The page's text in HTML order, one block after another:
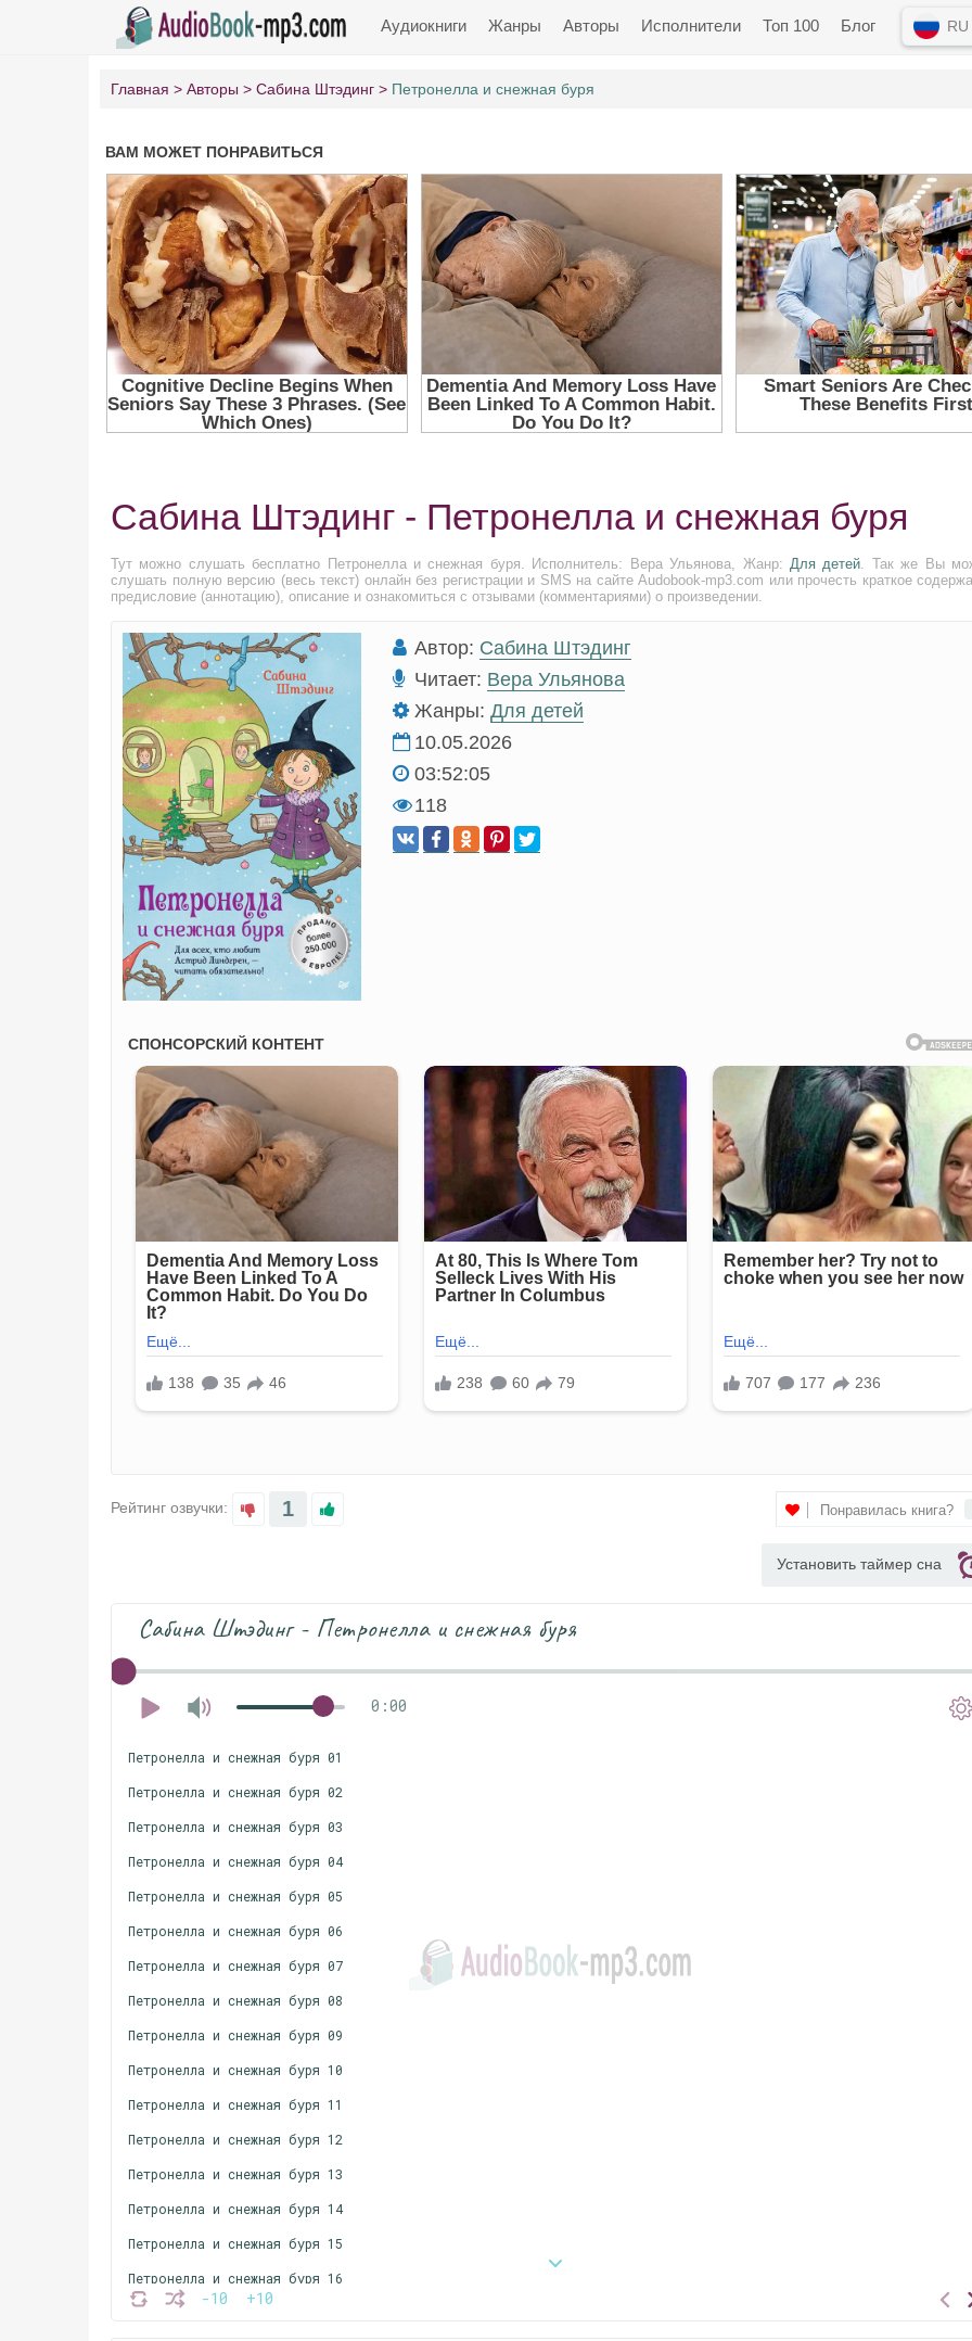
Аудиокниги Жанры Авторы Исполнители Топ 100 Блог RU
Главная Авторы Сабина Штэдинг Петронелла и снежная буря
Сабина Штэдинг - Петронелла и снежная буря
Тут можно слушать бесплатно Петронелла и снежная буря. Исполнитель: Вера Ульянова, Жанр: Для детей. Так же Вы
слушать полную версию (весь текст) онлайн без регистрации и SMS на сайте Audobook-mp3.com или прочесть краткое
предисловие (аннотацию), описание и ознакомиться с отзывами (комментариями) о произведении.
Автор: Сабина Штэдинг
Читает: Вера Ульянова
Жанры: Для детей
10.05.2026
03:52:05
118
Рейтинг озвучки: 1 Понравилась книга?
Установить таймер сна
Сабина Штэдинг - Петронелла и снежная буря
0:00
-10 +10
Петронелла и снежная буря 01
Петронелла и снежная буря 02
Петронелла и снежная буря 03
Петронелла и снежная буря 04
Петронелла и снежная буря 05
Петронелла и снежная буря 06
Петронелла и снежная буря 07
Петронелла и снежная буря 08
Петронелла и снежная буря 09
Петронелла и снежная буря 10
Петронелла и снежная буря 11
Петронелла и снежная буря 12
Петронелла и снежная буря 13
Петронелла и снежная буря 14
Петронелла и снежная буря 15
Петронелла и снежная буря 16
Петронелла и снежная буря 17